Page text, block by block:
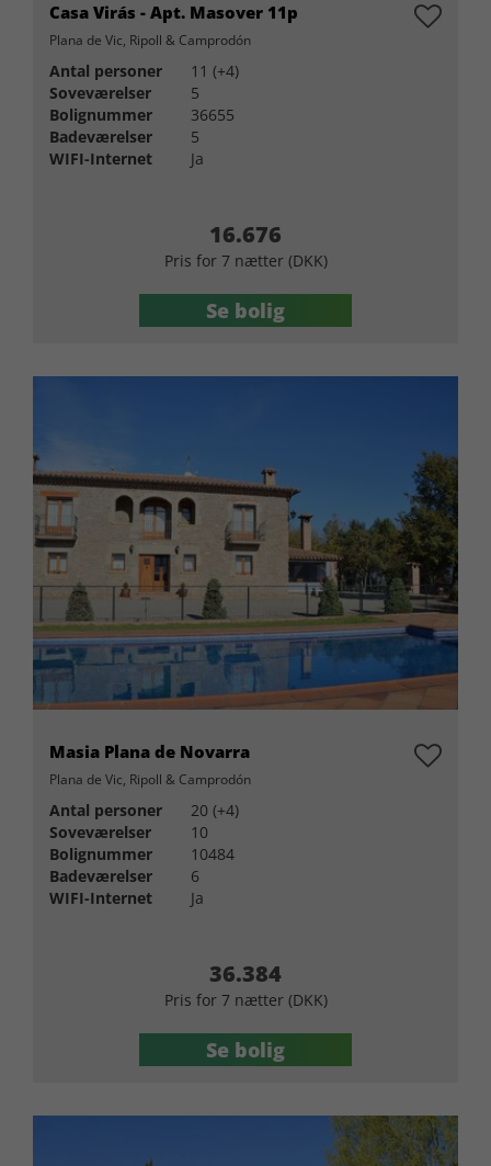
Casa Virás - Apt. Masover 11p
Plana de Vic, Ripoll & Camprodón
Antal personer
11 (+4)
Soveværelser
5
Bolignummer
36655
Badeværelser
5
WIFI-Internet
Ja
16.676
Pris for 7 nætter (DKK)
Se bolig
Masia Plana de Novarra
Plana de Vic, Ripoll & Camprodón
Antal personer
20 (+4)
Soveværelser
10
Bolignummer
10484
Badeværelser
6
WIFI-Internet
Ja
36.384
Pris for 7 nætter (DKK)
Se bolig